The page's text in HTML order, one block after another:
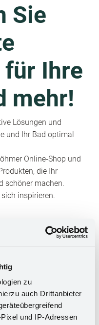
zu
auch Drittanbieter
und IP-Adressen
Sie
für Ihre
mehr!
Lösungen und
und Ihr Bad optimal
Online-Shop und
die Ihr
schöner machen.
inspirieren.
für Ihr